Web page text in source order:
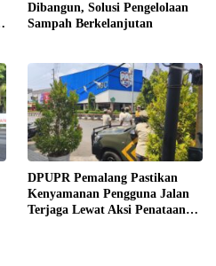
Dibangun, Solusi Pengelolaan
Sampah Berkelanjutan
DPUPR Pemalang Pastikan
Kenyamanan Pengguna Jalan
Terjaga Lewat Aksi Penataan